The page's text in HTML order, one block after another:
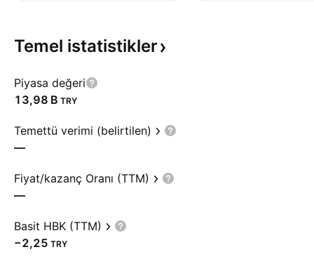
Temel istatistikler
Piyasa değeri
‪13,98 B‬ TRY
Temettü verimi (belirtilen)
—
Fiyat/kazanç Oranı (TTM)
—
Basit HBK (TTM)
−2,25 TRY